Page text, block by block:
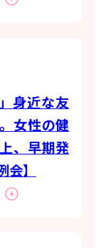
身近な友
女性の健
、早期発
】